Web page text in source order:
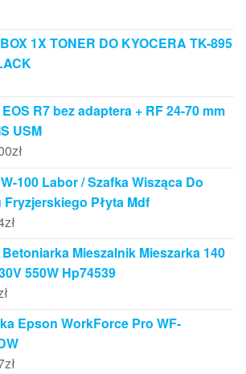
1X TONER DO KYOCERA TK-895
R7 bez adaptera + RF 24-70 mm
USM
zł
100 Labor / Szafka Wisząca Do
Fryzjerskiego Płyta Mdf
zł
Mieszalnik Mieszarka 140
550W Hp74539
Epson WorkForce Pro WF-
zł